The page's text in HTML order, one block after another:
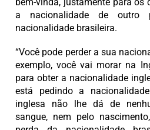
a nacionalidade de outro
nacionalidade brasileira.
“Você pode perder a sua
exemplo, você vai morar na
para obter a nacionalidade
está pedindo a
inglesa não lhe dá de
sangue, nem pelo